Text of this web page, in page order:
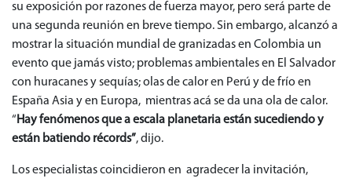
su exposición por razones de fuerza mayor, pero será parte de
una segunda reunión en breve tiempo. Sin embargo, alcanzó a
mostrar la situación mundial de granizadas en Colombia un
evento que jamás visto; problemas ambientales en El Salvador
con huracanes y sequías; olas de calor en Perú y de frío en
España Asia y en Europa, mientras acá se da una ola de calor.
“Hay fenómenos que a escala planetaria están sucediendo y
están batiendo récords”, dijo.
Los especialistas coincidieron en agradecer la invitación,